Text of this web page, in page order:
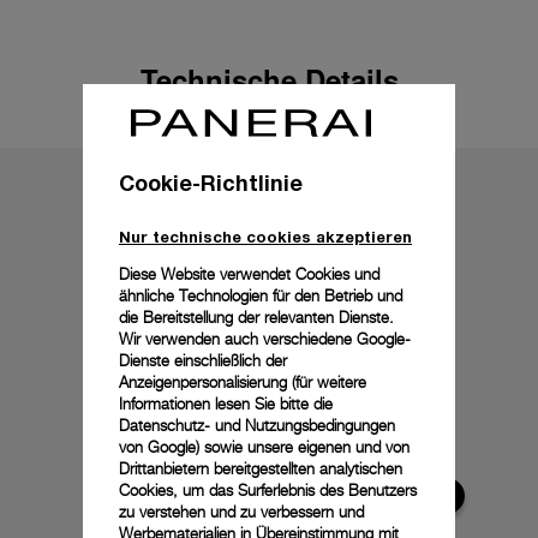
Technische Details
Cookie-Richtlinie
Nur technische cookies akzeptieren
Diese Website verwendet Cookies und
ähnliche Technologien für den Betrieb und
die Bereitstellung der relevanten Dienste.
Wir verwenden auch verschiedene Google-
Dienste einschließlich der
Anzeigenpersonalisierung (für weitere
Informationen lesen Sie bitte die
Datenschutz- und Nutzungsbedingungen
von Google) sowie unsere eigenen und von
Drittanbietern bereitgestellten analytischen
Cookies, um das Surferlebnis des Benutzers
zu verstehen und zu verbessern und
Werbematerialien in Übereinstimmung mit